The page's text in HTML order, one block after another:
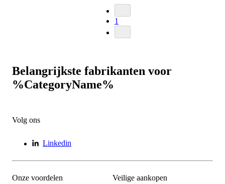
1
Belangrijkste fabrikanten voor
%CategoryName%
Volg ons
Linkedin
Onze voordelen Veilige aankopen